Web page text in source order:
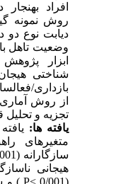
دیابت نوع دو
ابزار
شناختی
بازداری/
از روش­ آماری
تجزیه و تحلیل
یافته­ ها:یافته­
متغیرهای
سازگارانه (0/001 >
هیجانی ناسازگارانه
P